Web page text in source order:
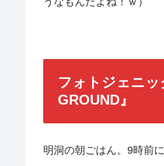
フォトジェニ
GROUND』
明洞の朝ごはん。9時前